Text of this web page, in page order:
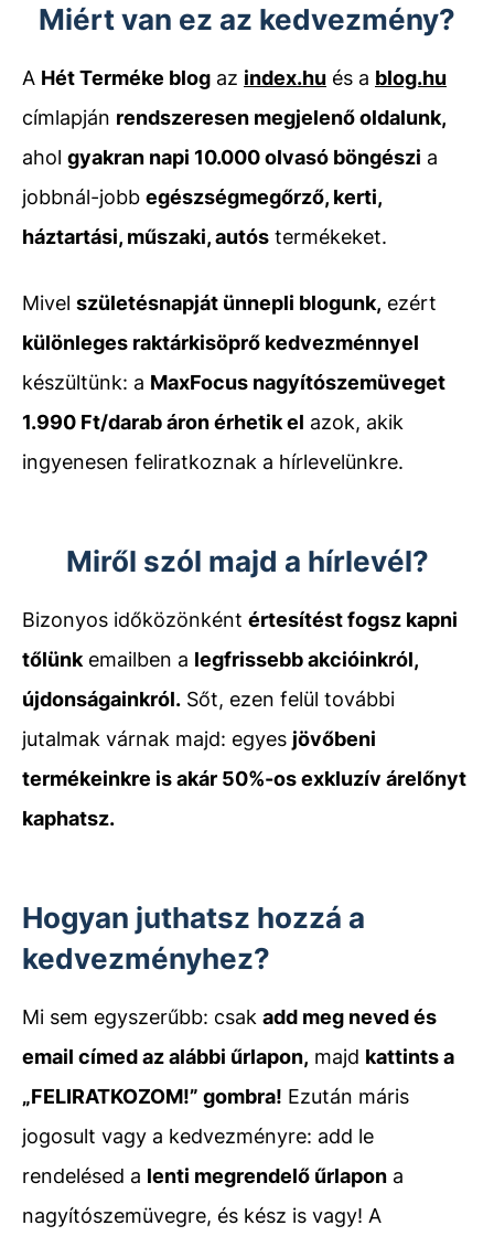
Miért van ez az kedvezmény?
A Hét Terméke blog az index.hu és a blog.hu
címlapján rendszeresen megjelenő oldalunk,
ahol gyakran napi 10.000 olvasó böngészi a
jobbnál-jobb egészségmegőrző, kerti,
háztartási, műszaki, autós termékeket.
Mivel születésnapját ünnepli blogunk, ezért
különleges raktárkisöprő kedvezménnyel
készültünk: a MaxFocus nagyítószemüveget
1.990 Ft/darab áron érhetik el azok, akik
ingyenesen feliratkoznak a hírlevelünkre.
Miről szól majd a hírlevél?
Bizonyos időközönként értesítést fogsz kapni
tőlünk emailben a legfrissebb akcióinkról,
újdonságainkról. Sőt, ezen felül további
jutalmak várnak majd: egyes jövőbeni
termékeinkre is akár 50%-os exkluzív árelőnyt
kaphatsz.
Hogyan juthatsz hozzá a
kedvezményhez?
Mi sem egyszerűbb: csak add meg neved és
email címed az alábbi űrlapon, majd kattints a
„FELIRATKOZOM!” gombra! Ezután máris
jogosult vagy a kedvezményre: add le
rendelésed a lenti megrendelő űrlapon a
nagyítószemüvegre, és kész is vagy! A